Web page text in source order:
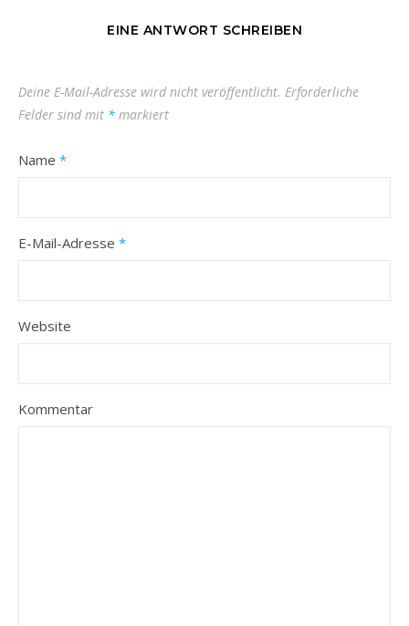
EINE ANTWORT SCHREIBEN
Deine E-Mail-Adresse wird nicht veröffentlicht. Erforderliche
Felder sind mit * markiert
Name *
E-Mail-Adresse *
Website
Kommentar